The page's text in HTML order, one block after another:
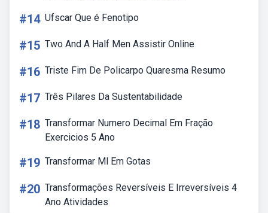
#14 Ufscar Que é Fenotipo
#15 Two And A Half Men Assistir Online
#16 Triste Fim De Policarpo Quaresma Resumo
#17 Três Pilares Da Sustentabilidade
#18 Transformar Numero Decimal Em Fração
Exercicios 5 Ano
#19 Transformar Ml Em Gotas
#20 Transformações Reversíveis E Irreversíveis 4
Ano Atividades